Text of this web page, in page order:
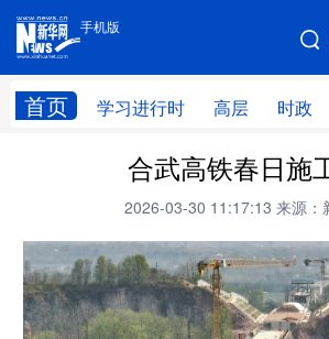
手机版
首页 学习进行时 高层 时政
手机版
网站地图
高层 时政
财经 网评
台湾 思客智库 全球连
科技 科创 量子
合武高铁春日施
2026-03-30 11:17:13 来源：